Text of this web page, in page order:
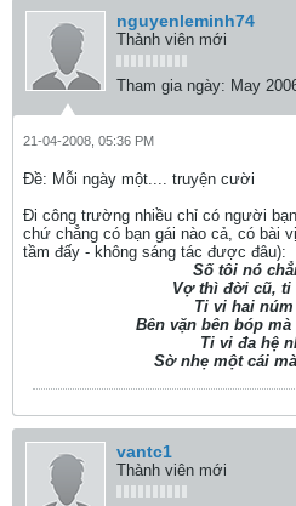
nguyenleminh74
Thành viên mới
Tham gia ngày: May
21-04-2008, 05:36 PM
Ðề: Mỗi ngày một.... truyện cười
Đi công trường nhiều chỉ có người
chứ chẳng có bạn gái nào cả, có bài
tầm đấy - không sáng tác được đâu):
Số tôi nó
Vợ thì đời cũ, ti
Ti vi hai
Bên vặn bên bóp
Ti vi đa hệ
Sờ nhẹ một cái
vantc1
Thành viên mới